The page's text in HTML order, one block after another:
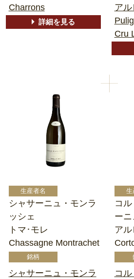
Charrons
詳細を見る
ア
Cru
シャサーニュ・モンラ
ッシェ
トマ･モレ
Chassagne Montrachet
シャサーニュ・モンラ
コ
ーニ
ア
コ